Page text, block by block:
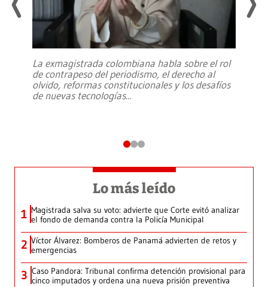
La exmagistrada colombiana habla sobre el rol
de contrapeso del periodismo, el derecho al
olvido, reformas constitucionales y los desafíos
de nuevas tecnologías...
Lo más leído
1 Magistrada salva su voto: advierte que Corte evitó analizar
el fondo de demanda contra la Policía Municipal
2 Víctor Álvarez: Bomberos de Panamá advierten de retos y
emergencias
3 Caso Pandora: Tribunal confirma detención provisional para
cinco imputados y ordena una nueva prisión preventiva